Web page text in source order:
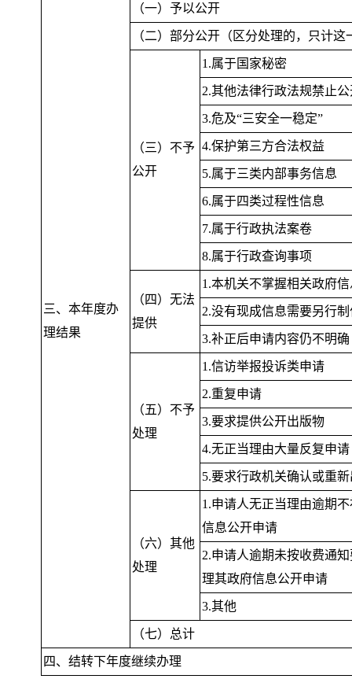
三、本年度办
理结果
（一）予以公开
（二）部分公开（区分处理的， 只计这
（三）不予
公开
1.属于国家秘密
2.其他法律行政法规禁止
3.危及“三安全一稳定”
4.保护第三方合法权益
5.属于三类内部事务信息
6.属于四类过程性信息
7.属于行政执法案卷
8.属于行政查询事项
（四）无法
提供
1.本机关不掌握相关政府
2.没有现成信息需要另行
3.补正后申请内容仍不明确
（五）不予
处理
1.信访举报投诉类申请
2.重复申请
3.要求提供公开出版物
4.无正当理由大量反复申请
5.要求行政机关确认或重
（六）其他
处理
1.申请人无正当理由逾期
信息公开申请
2.申请人逾期未按收费通
理其政府信息公开申请
3.其他
（七）总计
四、结转下年度继续办理